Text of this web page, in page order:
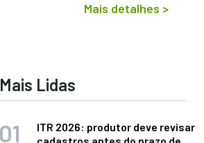
Mais detalhes >
Mais Lidas
ITR 2026: produtor deve revisar